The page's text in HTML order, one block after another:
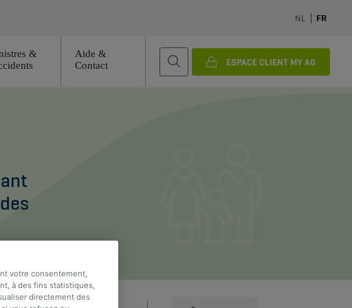
NL FR
&
Aide &
Contact
ESPACE CLIENT MY AG
votre consentement,
à des fins statistiques,
directement des